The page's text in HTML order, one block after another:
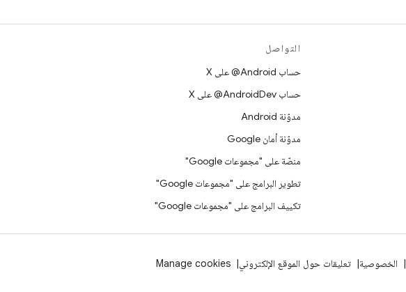
التواصل
حساب ‎@Android على X
حساب ‎@AndroidDev على X
مدوّنة Android
مدوّنة أمان Google
منصّة على "مجموعات Google"
تطوير البرامج على "مجموعات Google"
تكييف البرامج على "مجموعات Google"
الخصوصية تعليقات حول الموقع الإلكتروني Manage cookies